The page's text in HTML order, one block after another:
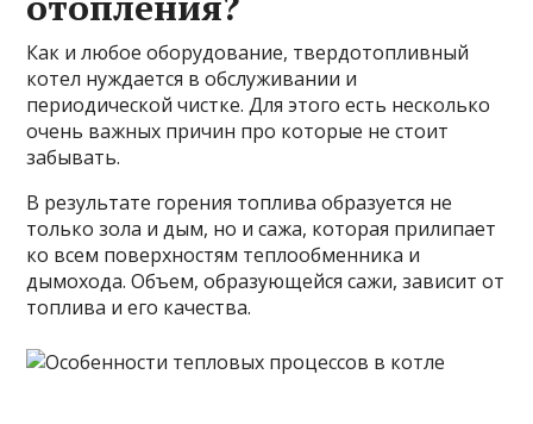
Как и любое оборудование, твердотопливный
котел нуждается в обслуживании и
периодической чистке. Для этого есть несколько
очень важных причин про которые не стоит
забывать.
В результате горения топлива образуется не
только зола и дым, но и сажа, которая прилипает
ко всем поверхностям теплообменника и
дымохода. Объем, образующейся сажи, зависит от
топлива и его качества.